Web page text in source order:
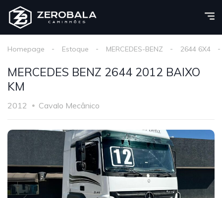
Homepage Estoque MERCEDES-BENZ 2644 6X4
MERCEDES BENZ 2644 2012 BAIXO
KM
2012 Cavalo Mecânico